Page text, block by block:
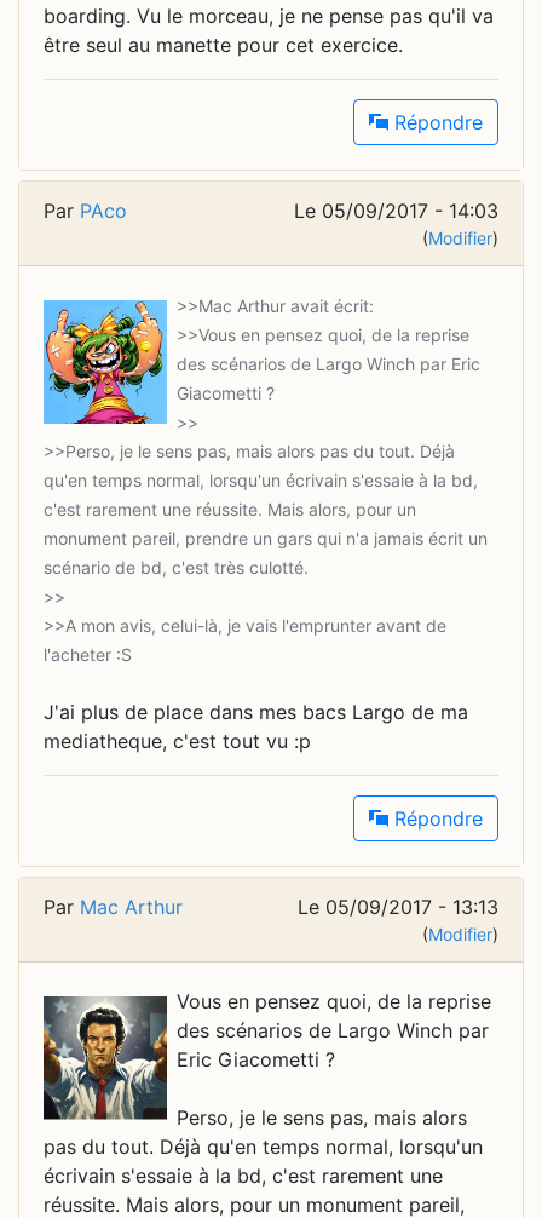
boarding. Vu le morceau, je ne pense pas qu'il va
être seul au manette pour cet exercice.
Répondre
Par PAco Le 05/09/2017 - 14:03
(Modifier)
>>Vous en pensez quoi, de la reprise
des scénarios de Largo Winch par Eric
>>Perso, je le sens pas, mais alors pas du tout. Déjà
qu'en temps normal, lorsqu'un écrivain s'essaie à la bd,
c'est rarement une réussite. Mais alors, pour un
monument pareil, prendre un gars qui n'a jamais écrit un
>>A mon avis, celui-là, je vais l'emprunter avant de
J'ai plus de place dans mes bacs Largo de ma
mediatheque, c'est tout vu :p
Répondre
Par Mac Arthur Le 05/09/2017 - 13:13
(Modifier)
Vous en pensez quoi, de la reprise
des scénarios de Largo Winch par
Eric Giacometti ?
Perso, je le sens pas, mais alors
pas du tout. Déjà qu'en temps normal, lorsqu'un
écrivain s'essaie à la bd, c'est rarement une
réussite. Mais alors, pour un monument pareil,